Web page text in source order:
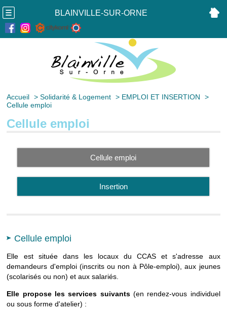
BLAINVILLE-SUR-ORNE
Accueil >Solidarité & Logement > EMPLOI ET INSERTION
>
Cellule emploi
Cellule emploi
Cellule emploi
Insertion
Cellule emploi
Elle est située dans les locaux du CCAS et s'adresse aux
demandeurs d'emploi (inscrits ou non à Pôle-emploi), aux jeunes
(scolarisés ou non) et aux salariés.
Elle propose les services suivants(en rendez-vous individuel
ou sous forme d'atelier) :